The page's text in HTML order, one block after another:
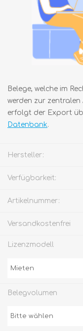
Belege, welche im
werden zur zentralen
erfolgt der Export
Datenbank.
Hersteller:
Verfügbarkeit:
Artikelnummer:
Versandkostenfrei
Lizenzmodell
Belegvolumen